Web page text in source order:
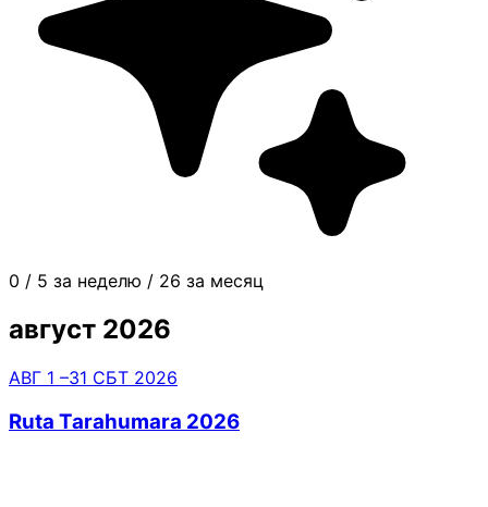
0 / 5 за неделю / 26 за месяц
август 2026
АВГ 1 –31 СБТ 2026
Ruta Tarahumara 2026